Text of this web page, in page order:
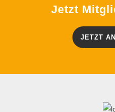
Jetzt
JETZT